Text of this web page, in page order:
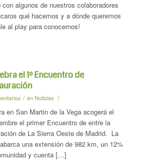
algunos de nuestros colaboradores
qué hacemos y a dónde queremos
al play para conocernos!
el 1º Encuentro de
/ en Noticias /
en San Martin de la Vega acogerá el
el primer Encuentro de entre la
de La Sierra Oeste de Madrid. La
una extensión de 982 km, un 12%
y cuenta […]